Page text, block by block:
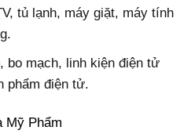
tủ lạnh, máy giặt, máy tính
bo mạch, linh kiện điện tử
phẩm điện tử.
Mỹ Phẩm